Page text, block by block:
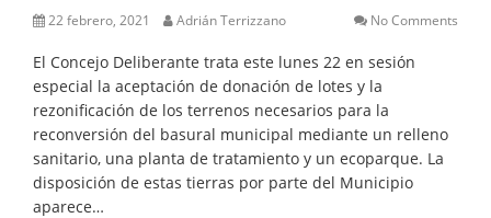
22 febrero, 2021 Adrián Terrizzano No Comments
El Concejo Deliberante trata este lunes 22 en sesión
especial la aceptación de donación de lotes y la
rezonificación de los terrenos necesarios para la
reconversión del basural municipal mediante un relleno
sanitario, una planta de tratamiento y un ecoparque. La
disposición de estas tierras por parte del Municipio
aparece…